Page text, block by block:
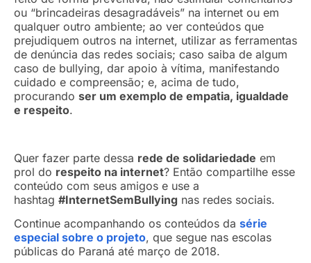
ou “brincadeiras desagradáveis” na internet ou em
qualquer outro ambiente; ao ver conteúdos que
prejudiquem outros na internet, utilizar as ferramentas
de denúncia das redes sociais; caso saiba de algum
caso de bullying, dar apoio à vítima, manifestando
cuidado e compreensão; e, acima de tudo,
procurando ser um exemplo de empatia, igualdade
e respeito.
Quer fazer parte dessa rede de solidariedade em
prol do respeito na internet? Então compartilhe esse
conteúdo com seus amigos e use a
hashtag #InternetSemBullying nas redes sociais.
Continue acompanhando os conteúdos da série
especial sobre o projeto, que segue nas escolas
públicas do Paraná até março de 2018.